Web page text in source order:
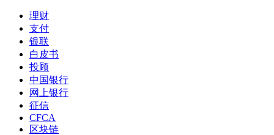
理财
支付
银联
白皮书
投顾
中国银行
网上银行
征信
CFCA
区块链